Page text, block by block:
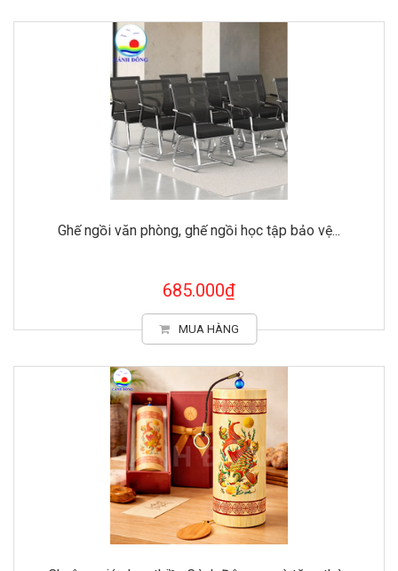
Ghế ngồi văn phòng, ghế ngồi học tập bảo vệ...
685.000₫
MUA HÀNG